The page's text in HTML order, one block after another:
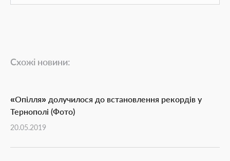
Схожі новини:
«Опілля» долучилося до встановлення рекордів у
Тернополі (Фото)
20.05.2019